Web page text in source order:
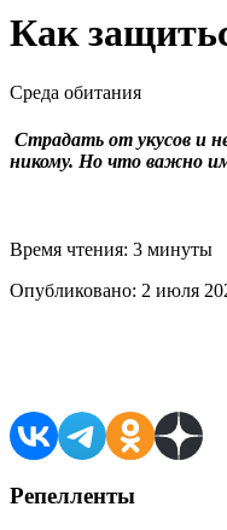
Как
Среда обитания
Страдать от укусов и
никому. Но что важно
Время чтения: 3 минуты
Опубликовано: 2 июля
Репелленты